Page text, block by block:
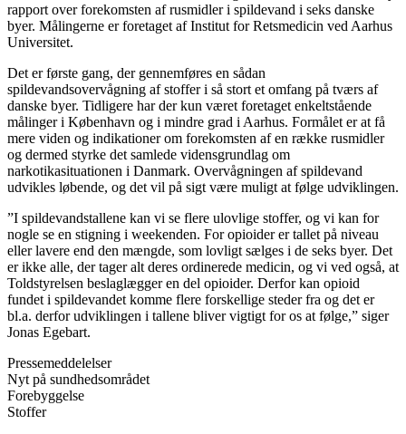
rapport over forekomsten af rusmidler i spildevand i seks danske
byer. Målingerne er foretaget af Institut for Retsmedicin ved Aarhus
Universitet.
Det er første gang, der gennemføres en sådan
spildevandsovervågning af stoffer i så stort et omfang på tværs af
danske byer. Tidligere har der kun været foretaget enkeltstående
målinger i København og i mindre grad i Aarhus. Formålet er at få
mere viden og indikationer om forekomsten af en række rusmidler
og dermed styrke det samlede vidensgrundlag om
narkotikasituationen i Danmark. Overvågningen af spildevand
udvikles løbende, og det vil på sigt være muligt at følge udviklingen.
”I spildevandstallene kan vi se flere ulovlige stoffer, og vi kan for
nogle se en stigning i weekenden. For opioider er tallet på niveau
eller lavere end den mængde, som lovligt sælges i de seks byer. Det
er ikke alle, der tager alt deres ordinerede medicin, og vi ved også, at
Toldstyrelsen beslaglægger en del opioider. Derfor kan opioid
fundet i spildevandet komme flere forskellige steder fra og det er
bl.a. derfor udviklingen i tallene bliver vigtigt for os at følge,” siger
Jonas Egebart.
Pressemeddelelser
Nyt på sundhedsområdet
Forebyggelse
Stoffer